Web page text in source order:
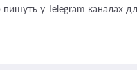
у Telegram каналах